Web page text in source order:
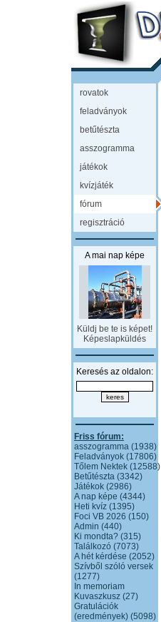
rovatok
feladványok
betűtészta
asszogramma
játékok
kvízjáték
fórum
regisztráció
A mai nap képe
Küldj be te is képet!
Képeslapküldés
Keresés az oldalon:
Friss fórum:
asszogramma (1938)
Feladványok (17806)
Tőlem Nektek (12588)
Betűtészta (3342)
Játékok (2986)
A nap képe (4344)
Heti kvíz (1395)
Foci VB 2026 (150)
Admin (440)
Ki mondta? (315)
Találkozó (7073)
A hét kérdése (2052)
Szívből szóló versek
(1277)
In memoriam
Kuvaszkusz (27)
Gratulációk
(eredmények) (5098)